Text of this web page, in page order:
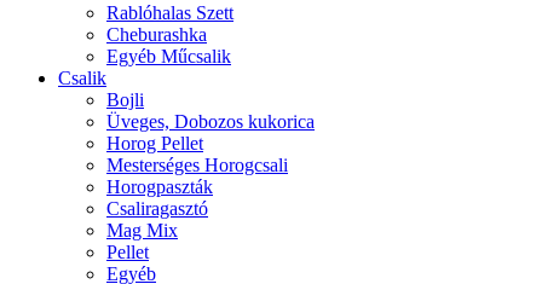
Rablóhalas Szett
Cheburashka
Egyéb Műcsalik
Csalik
Bojli
Üveges, Dobozos kukorica
Horog Pellet
Mesterséges Horogcsali
Horogpaszták
Csaliragasztó
Mag Mix
Pellet
Egyéb